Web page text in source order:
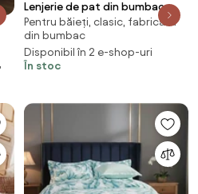
Lenjerie de pat din bumbac
FOXIVA gri Dimensiunile lenjeriei:
70 x 90 cm | 140 x 200 cm
Pentru băieți, clasic, fabricată
din bumbac
Disponibil în 2 e-shop-uri
În stoc